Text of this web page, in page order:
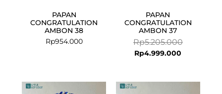
PAPAN
CONGRATULATION
AMBON 38
Rp954.000
PAPAN
CONGRATULATION
AMBON 37
Rp5.205.000
Rp4.999.000